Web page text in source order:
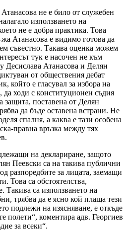
не е било от служебен
използването на
не е добра практика. Това
Атанасова е видимо готова да
съвестно. Такава оценка можем
тук е насочен не към
Десислава Атанасова и Делян
от обществения дебат
който е гласувал за избора на
ходи с конституционен съдия
защита, поставена от Делян
да бъде оставена встрани. Не
спалня, а каква е тази особена
правна връзка между тях
на деклариране, защото
Пеевски са на такива публични
разпоредбите за лицата, заемащи
Това са обстоятелства,
Такива са използването на
трябва да е ясно кой плаща тези
подлежи на изясняване, е откъде
полети“, коментира адв. Георгиев
за всеки“.